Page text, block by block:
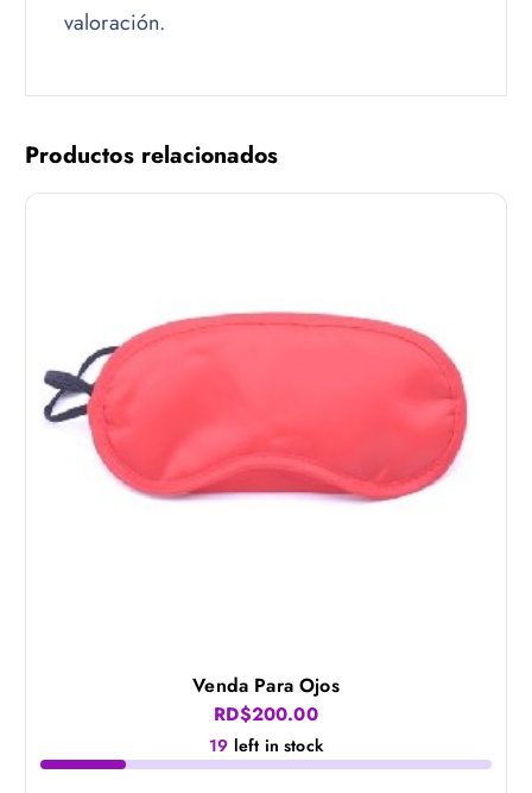
valoración.
Productos relacionados
Venda Para Ojos
RD$200.00
19 left in stock